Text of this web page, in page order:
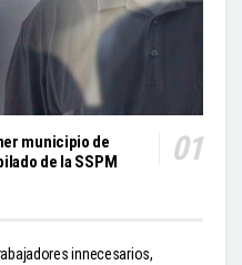
municipio de
de la SSPM
innecesarios,